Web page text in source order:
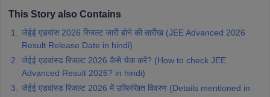
and AutomationHow to Crack GATE?
Electronics Engineering
Mechanical Engineering
Nuclear Engineer
This Story also Contains
जेईई एडवांस 2026 रिजल्ट जारी होने की तारीख (JEE Advanced 2026
Result Release Date in hindi)
जेईई एडवांस्ड रिजल्ट 2026 कैसे चेक करें? (How to check JEE
Advanced Result 2026? in hindi)
जेईई एडवांस्ड रिजल्ट 2026 में उल्लिखित विवरण (Details mentioned in